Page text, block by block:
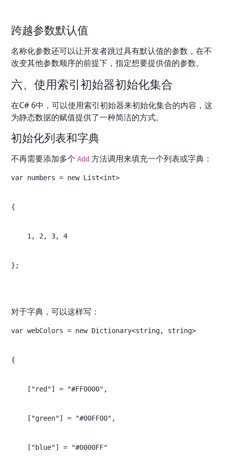
跨越参数默认值
名称化参数还可以让开发者跳过具有默认值的参数，在不
改变其他参数顺序的前提下，指定想要提供值的参数。
六、使用索引初始器初始化集合
在C# 6中，可以使用索引初始器来初始化集合的内容，这
为静态数据的赋值提供了一种简洁的方式。
初始化列表和字典
不再需要添加多个Add 方法调用来填充一个列表或字典：
var numbers = new List<int>
{
    1, 2, 3, 4
};
对于字典，可以这样写：
var webColors = new Dictionary<string, string>
{
    ["red"] = "#FF0000",
    ["green"] = "#00FF00",
    ["blue"] = "#0000FF"